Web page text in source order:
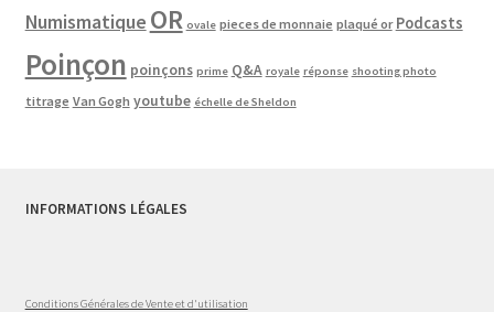
Numismatique OR ovale pieces de monnaie plaqué or Podcasts
Poinçon poinçons prime Q&A royale réponse shooting photo
titrage Van Gogh youtube échelle de Sheldon
INFORMATIONS LÉGALES
Conditions Générales de Vente et d'utilisation